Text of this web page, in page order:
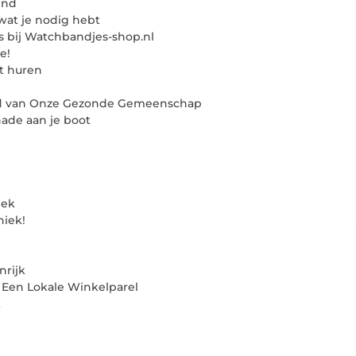
je nodig hebt
bij Watchbandjes-shop.nl
huren
Onze Gezonde Gemeenschap
aan je boot
Lokale Winkelparel